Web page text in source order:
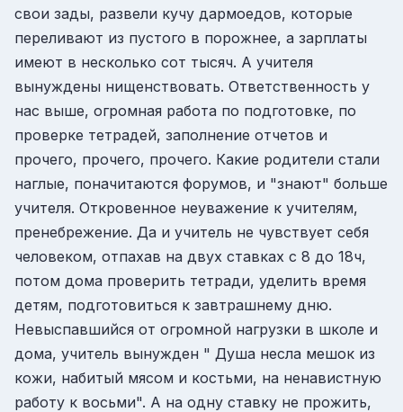
свои зады, развели кучу дармоедов, которые
переливают из пустого в порожнее, а зарплаты
имеют в несколько сот тысяч. А учителя
вынуждены нищенствовать. Ответственность у
нас выше, огромная работа по подготовке, по
проверке тетрадей, заполнение отчетов и
прочего, прочего, прочего. Какие родители стали
наглые, поначитаются форумов, и "знают" больше
учителя. Откровенное неуважение к учителям,
пренебрежение. Да и учитель не чувствует себя
человеком, отпахав на двух ставках с 8 до 18ч,
потом дома проверить тетради, уделить время
детям, подготовиться к завтрашнему дню.
Невыспавшийся от огромной нагрузки в школе и
дома, учитель вынужден " Душа несла мешок из
кожи, набитый мясом и костьми, на ненавистную
работу к восьми". А на одну ставку не прожить,